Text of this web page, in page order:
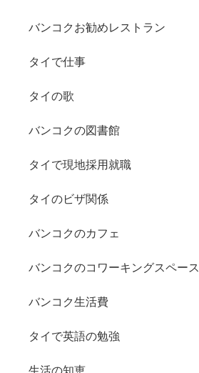
バンコクお勧めレストラン
タイで仕事
タイの歌
バンコクの図書館
タイで現地採用就職
タイのビザ関係
バンコクのカフェ
バンコクのコワーキングスペース
バンコク生活費
タイで英語の勉強
生活の知恵